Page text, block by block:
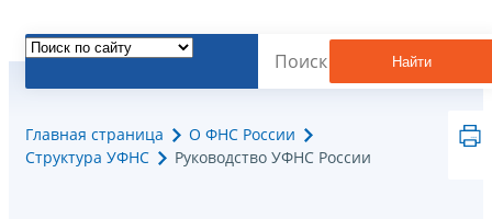
Найти
Главная страница
О ФНС России
Структура УФНС
Руководство УФНС России